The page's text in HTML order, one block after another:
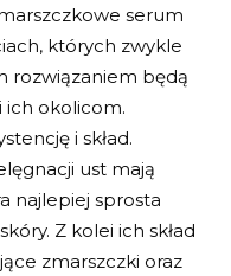
serum
których zwykle
rozwiązaniem będą
ich okolicom.
i skład.
ust mają
najlepiej sprosta
Z kolei ich skład
zmarszczki oraz